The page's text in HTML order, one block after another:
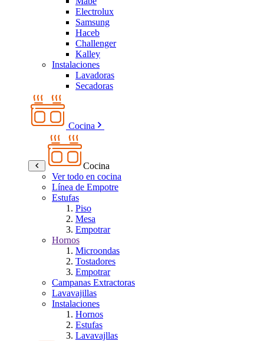
Electrolux
Samsung
Haceb
Challenger
Kalley
Instalaciones
Lavadoras
Secadoras
Cocina
Cocina
Ver todo en cocina
Línea de Empotre
Estufas
Piso
Mesa
Empotrar
Hornos
Microondas
Tostadores
Empotrar
Campanas Extractoras
Lavavajillas
Instalaciones
Hornos
Estufas
Lavavajllas